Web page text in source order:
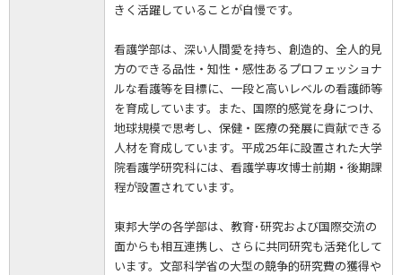
きく活躍していることが自慢です。
看護学部は、深い人間愛を持ち、創造的、全人的見
方のできる品性・知性・感性あるプロフェッショナ
ルな看護等を目標に、一段と高いレベルの看護師等
を育成しています。また、国際的感覚を身につけ、
地球規模で思考し、保健・医療の発展に貢献できる
人材を育成しています。平成25年に設置された大学
院看護学研究科には、看護学専攻博士前期・後期課
程が設置されています。
東邦大学の各学部は、教育･研究および国際交流の
面からも相互連携し、さらに共同研究も活発化して
います。文部科学省の大型の競争的研究費の獲得や